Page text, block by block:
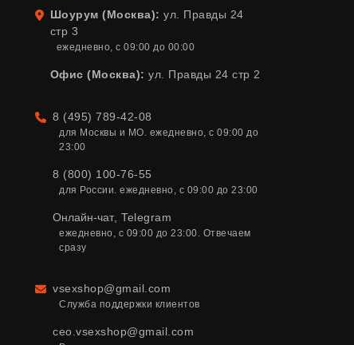
Адрес
Шоурум (Москва): ул. Правды 24
стр 3
ежедневно, с 09:00 до 00:00
Офис (Москва): ул. Правды 24 стр 2
Телефон
8 (495) 789-42-08
для Москвы и МО. ежедневно, с 09:00 до
23:00
8 (800) 100-76-55
для России. ежедневно, с 09:00 до 23:00
Онлайн-чат,Telegram
ежедневно, с 09:00 до 23:00. Отвечаем
сразу
Email
vsexshop@gmail.com
Служба поддержки клиентов
ceo.vsexshop@gmail.com